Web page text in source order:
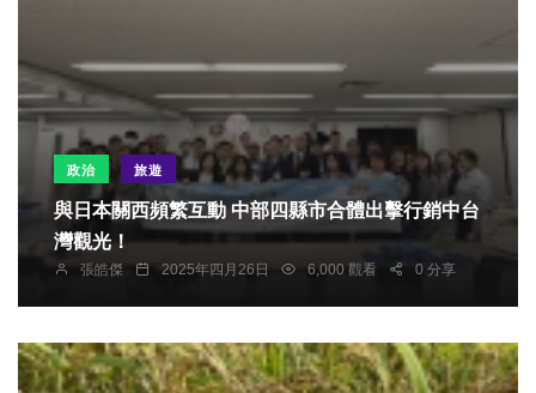
政治 旅遊
與日本關西頻繁互動 中部四縣市合體出擊行銷中台
灣觀光！
張皓傑 2025年四月26日 6,000 觀看 0 分享